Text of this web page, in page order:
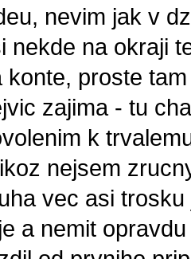
nevim jak v
nekde na okraji
konte, proste
zajima - tu
k
nejsem
vec asi
a nemit